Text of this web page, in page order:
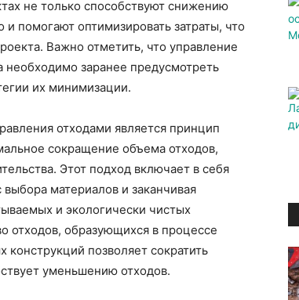
не только способствуют снижению
помогают оптимизировать затраты, что
Важно отметить, что управление
необходимо заранее предусмотреть
их минимизации.
отходами является принцип
сокращение объема отходов,
Этот подход включает в себя
материалов и заканчивая
и экологически чистых
отходов, образующихся в процессе
позволяет сократить
уменьшению отходов.